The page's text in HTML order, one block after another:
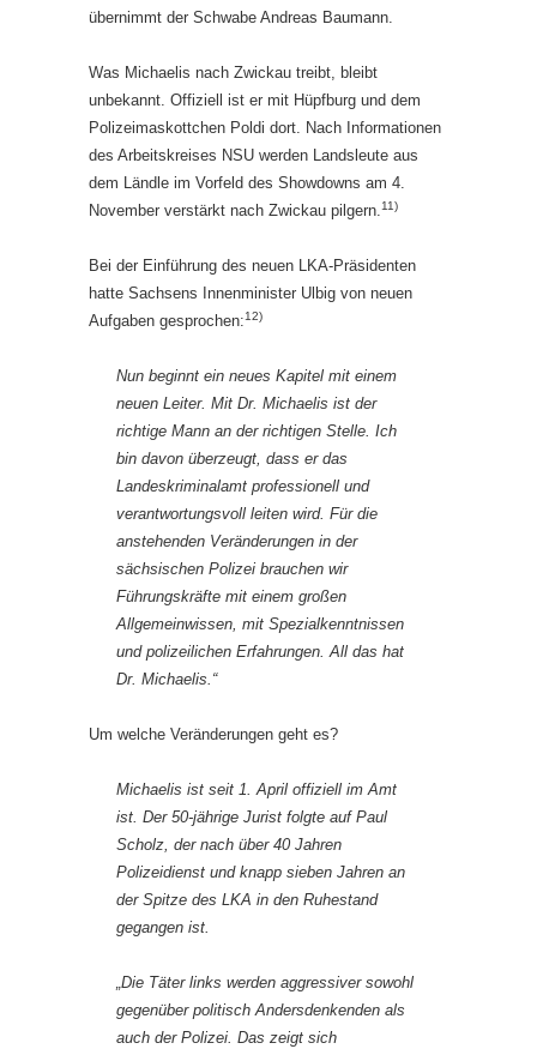
übernimmt der Schwabe Andreas Baumann.
Was Michaelis nach Zwickau treibt, bleibt
unbekannt. Offiziell ist er mit Hüpfburg und dem
Polizeimaskottchen Poldi dort. Nach Informationen
des Arbeitskreises NSU werden Landsleute aus
dem Ländle im Vorfeld des Showdowns am 4.
November verstärkt nach Zwickau pilgern.11)
Bei der Einführung des neuen LKA-Präsidenten
hatte Sachsens Innenminister Ulbig von neuen
Aufgaben gesprochen:12)
Nun beginnt ein neues Kapitel mit einem
neuen Leiter. Mit Dr. Michaelis ist der
richtige Mann an der richtigen Stelle. Ich
bin davon überzeugt, dass er das
Landeskriminalamt professionell und
verantwortungsvoll leiten wird. Für die
anstehenden Veränderungen in der
sächsischen Polizei brauchen wir
Führungskräfte mit einem großen
Allgemeinwissen, mit Spezialkenntnissen
und polizeilichen Erfahrungen. All das hat
Dr. Michaelis.“
Um welche Veränderungen geht es?
Michaelis ist seit 1. April offiziell im Amt
ist. Der 50-jährige Jurist folgte auf Paul
Scholz, der nach über 40 Jahren
Polizeidienst und knapp sieben Jahren an
der Spitze des LKA in den Ruhestand
gegangen ist.
„Die Täter links werden aggressiver sowohl
gegenüber politisch Andersdenkenden als
auch der Polizei. Das zeigt sich